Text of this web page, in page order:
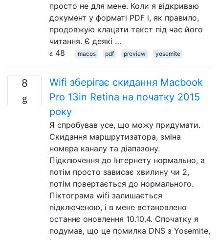
просто не для мене. Коли я відкриваю
документ у форматі PDF і, як правило,
продовжую клацати текст під час його
читання. Є деякі …
48
macos pdf preview yosemite
8
Wifi зберігає скидання Macbook
Pro 13in Retina на початку 2015
року
Я спробував усе, що можу придумати.
Скидання маршрутизатора, зміна
номера каналу та діапазону.
Підключення до Інтернету нормально, а
потім просто зависає хвилину чи 2,
потім повертається до нормального.
Піктограма wifi залишається
підключеною, і в мене встановлено
останнє оновлення 10.10.4. Спочатку я
подумав, що це помилка DNS з Yosemite,